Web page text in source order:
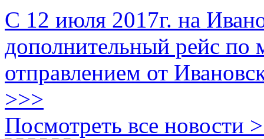
С 12 июля 2017г. на
дополнительный рейс по
отправлением от
>>>
Посмотреть все новости